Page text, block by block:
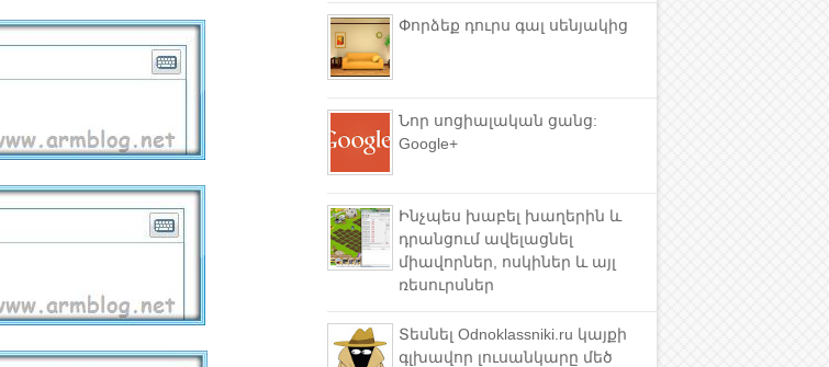
Փորձեք դուրս գալ սենյակից
Նոր սոցիալական ցանց:
Google+
Ինչպես խաբել խաղերին և
դրանցում ավելացնել
միավորներ, ոսկիներ և այլ
ռեսուրսներ
Տեսնել Odnoklassniki.ru կայքի
գլխավոր լուսանկարը մեծ